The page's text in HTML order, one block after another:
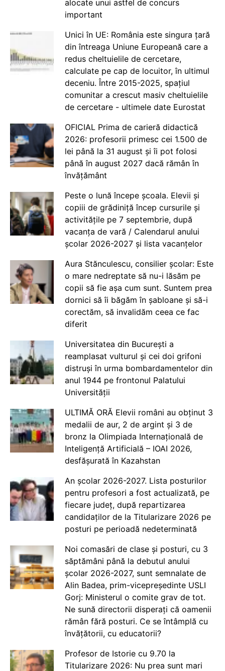
alocate unui astfel de concurs
important
Unici în UE: România este singura țară
din întreaga Uniune Europeană care a
redus cheltuielile de cercetare,
calculate pe cap de locuitor, în ultimul
deceniu. Între 2015-2025, spațiul
comunitar a crescut masiv cheltuielile
de cercetare - ultimele date Eurostat
OFICIAL Prima de carieră didactică
2026: profesorii primesc cei 1.500 de
lei până la 31 august și îi pot folosi
până în august 2027 dacă rămân în
învățământ
Peste o lună începe școala. Elevii și
copiii de grădiniță încep cursurile și
activitățile pe 7 septembrie, după
vacanța de vară / Calendarul anului
școlar 2026-2027 și lista vacanțelor
Aura Stănculescu, consilier școlar: Este
o mare nedreptate să nu-i lăsăm pe
copii să fie așa cum sunt. Suntem prea
dornici să îi băgăm în șabloane și să-i
corectăm, să invalidăm ceea ce fac
diferit
Universitatea din București a
reamplasat vulturul și cei doi grifoni
distruși în urma bombardamentelor din
anul 1944 pe frontonul Palatului
Universității
ULTIMĂ ORĂ Elevii români au obținut 3
medalii de aur, 2 de argint și 3 de
bronz la Olimpiada Internațională de
Inteligență Artificială – IOAI 2026,
desfășurată în Kazahstan
An școlar 2026-2027. Lista posturilor
pentru profesori a fost actualizată, pe
fiecare județ, după repartizarea
candidaților de la Titularizare 2026 pe
posturi pe perioadă nedeterminată
Noi comasări de clase și posturi, cu 3
săptămâni până la debutul anului
școlar 2026-2027, sunt semnalate de
Alin Badea, prim-vicepreședinte USLI
Gorj: Ministerul o comite grav de tot.
Ne sună directorii disperați că oamenii
rămân fără posturi. Ce se întâmplă cu
învățătorii, cu educatorii?
Profesor de Istorie cu 9.70 la
Titularizare 2026: Nu prea sunt mari